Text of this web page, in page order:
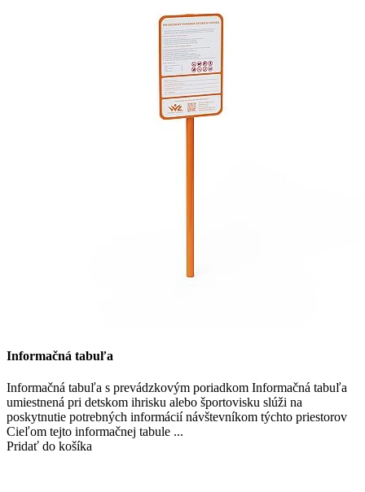
Informačná tabuľa
Informačná tabuľa s prevádzkovým poriadkom Informačná tabuľa
umiestnená pri detskom ihrisku alebo športovisku slúži na
poskytnutie potrebných informácií návštevníkom týchto priestorov
Cieľom tejto informačnej tabule ...
Pridať do košíka